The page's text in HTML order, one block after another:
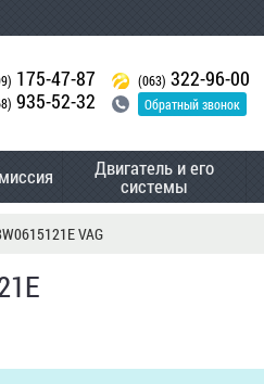
175-47-87
935-52-32
(063) 322-96-00
Обратный звонок
Двигатель и его
системы
VAG